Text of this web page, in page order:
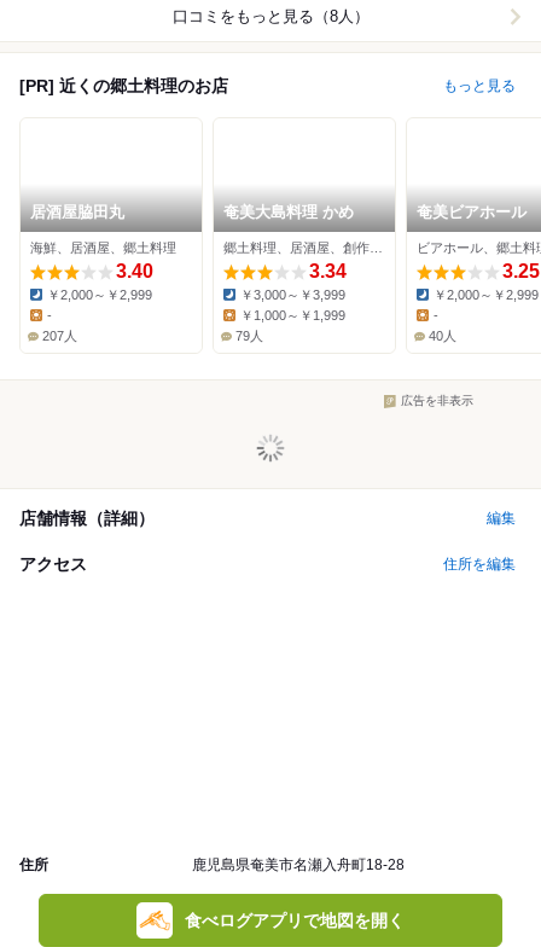
口コミをもっと見る（8人）
[PR] 近くの郷土料理のお店 もっと見る
居酒屋脇田丸
海鮮、居酒屋、郷土料理
3.40
Dinner:
￥2,000～￥2,999
-
207人
奄美大島料理 かめ
3.34
Dinner:
￥3,000～￥3,999
Lunch:
￥1,000～￥1,999
79人
奄美ビアホール
3.25
Dinner:
￥2,000～￥2,999
Lunch:
-
40人
広告を非表示
店舗情報（詳細） 編集
アクセス 住所を編集
住所 鹿児島県奄美市名瀬入舟町18-28
食べログアプリで地図を開く